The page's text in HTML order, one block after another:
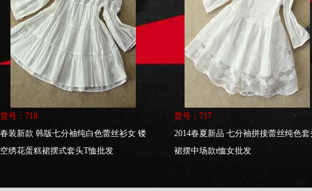
货号：718
春装新款 韩版七分袖纯白色蕾丝衫女 镂
空绣花蛋糕裙摆式套头T恤批发
货号：717
2014春夏新品 七分袖拼接蕾丝纯色套
裙摆中场款t恤女批发